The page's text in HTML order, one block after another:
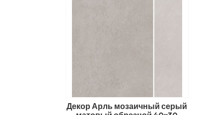
Декор Арль мозаичный серый